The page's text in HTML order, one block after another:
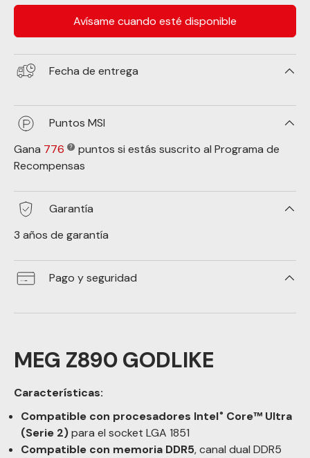
Avísame cuando esté disponible
Fecha de entrega
Puntos MSI
Gana 776
puntos si estás suscrito al Programa de
Recompensas
Garantía
3 años de garantía
Pago y seguridad
MEG Z890 GODLIKE
Características:
Compatible con procesadores Intel® Core™ Ultra
(Serie 2)para el socket LGA 1851
Compatible con memoria DDR5, canal dual DDR5